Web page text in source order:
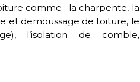
comme : la charpente, la
et demoussage de toiture, le
l’isolation de comble,